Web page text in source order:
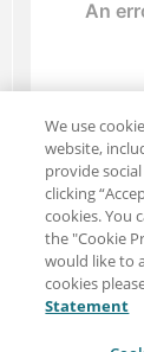
共有: メール
We use
website,
provide
clicking
cookies. You
the "Cookie
would like to
cookies
Statement